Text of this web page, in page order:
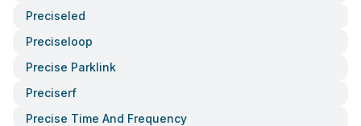
Preciseled
Preciseloop
Precise Parklink
Preciserf
Precise Time And Frequency